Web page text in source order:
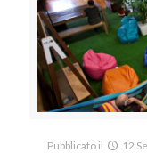
Pubblicato il 12